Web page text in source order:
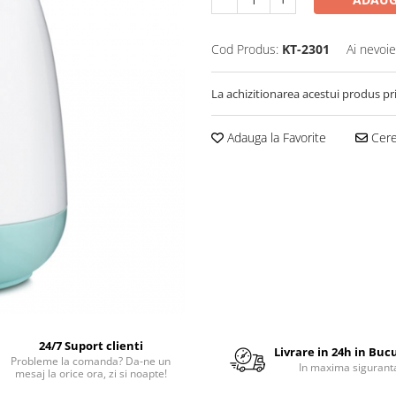
Cod Produs: KT-2301 Ai
La achizitionarea acestui produs
Adauga la Favorite
24/7 Suport clienti
Probleme la comanda? Da-ne un
mesaj la orice ora, zi si noapte!
Livrare in 24h in
In maxima